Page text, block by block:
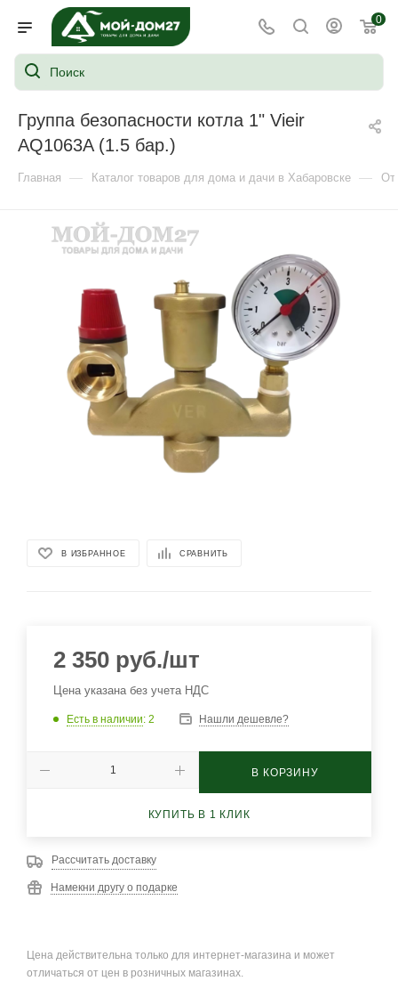
0
Группа безопасности котла 1" Vieir
AQ1063A (1.5 бар.)
Главная — Каталог товаров для дома и дачи в Хабаровске —
В ИЗБРАННОЕ СРАВНИТЬ
2 350 руб./шт
Цена указана без учета НДС
Есть в наличии: 2 Нашли дешевле?
В КОРЗИНУ
КУПИТЬ В 1 КЛИК
Рассчитать доставку
Намекни другу о подарке
Цена действительна только для интернет-магазина и может
отличаться от цен в розничных магазинах.